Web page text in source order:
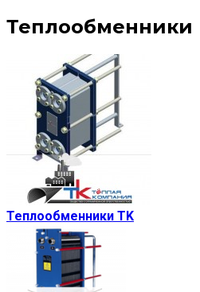
Теплообменники
Теплообменники TK